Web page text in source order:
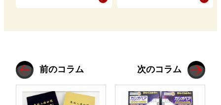
が、その流れはどのような
のでしょうか。 実際の出
前のコラム 次のコラム